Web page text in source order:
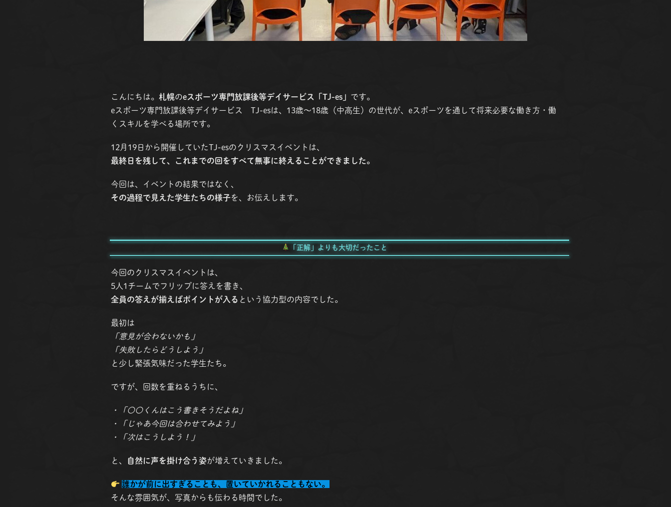
こんにちは。 札幌のeスポーツ専門放課後等デイサービス「TJ-es」 です。
eスポーツ専門放課後等デイサービス TJ-esは、13歳〜18歳（中高生）の世代が、eスポーツを通して将来必要な働き方・働
くスキルを学べる場所です。
12月19日から開催していたTJ-esのクリスマスイベントは、
最終日を残して、これまでの回をすべて無事に終えることができました。
今回は、イベントの結果ではなく、
その過程で見えた学生たちの様子を、お伝えします。
「正解」よりも大切だったこと
今回のクリスマスイベントは、
5人1チームでフリップに答えを書き、
全員の答えが揃えばポイントが入る という協力型の内容でした。
最初は
「意見が合わないかも」
「失敗したらどうしよう」
と少し緊張気味だった学生たち。
ですが、回数を重ねるうちに、
・「〇〇くんはこう書きそうだよね」
・「じゃあ今回は合わせてみよう」
・「次はこうしよう！」
と、 自然に声を掛け合う姿が増えていきました。
誰かが前に出すぎることも、置いていかれることもない。
そんな雰囲気が、写真からも伝わる時間でした。